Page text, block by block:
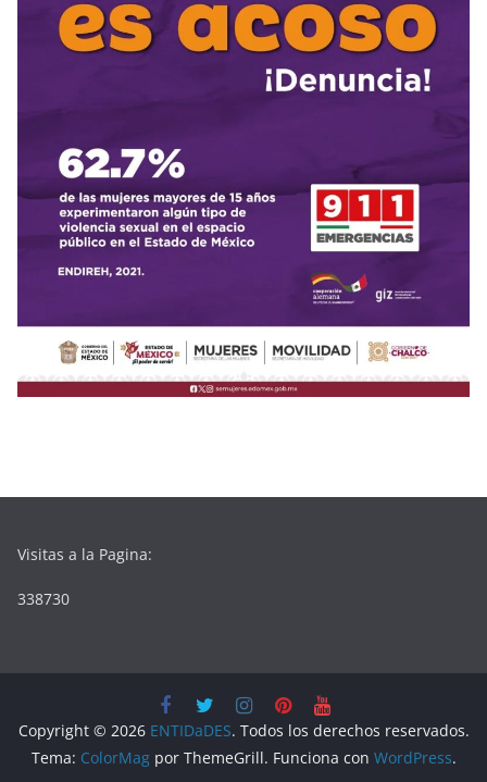
Visitas a la Pagina:
338730
Copyright © 2026 ENTIDaDES. Todos los derechos reservados.
Tema: ColorMagpor ThemeGrill. Funciona con WordPress.